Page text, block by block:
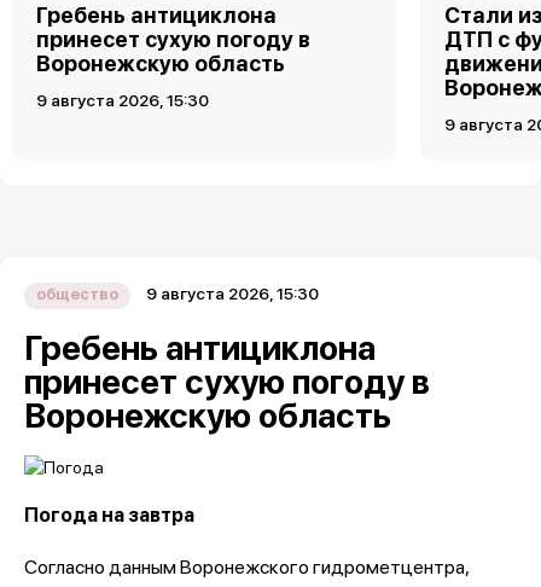
Гребень антициклона
принесет сухую погоду в
Воронежскую область
9 августа 2026, 15:30
Стали
ДТП с
9 августа
общество 9 августа 2026, 15:30
Гребень антициклона
принесет сухую погоду в
Воронежскую область
Погода на завтра
Согласно данным Воронежского гидрометцентра,